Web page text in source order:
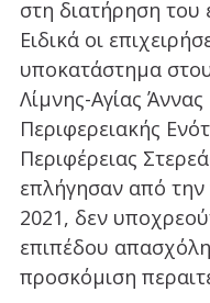
στη διατήρηση
Ειδικά οι
υποκατάστημα
Λίμνης-Αγίας Άννας
Περιφερειακής
Περιφέρειας
επλήγησαν από
2021, δεν
επιπέδου
προσκόμιση